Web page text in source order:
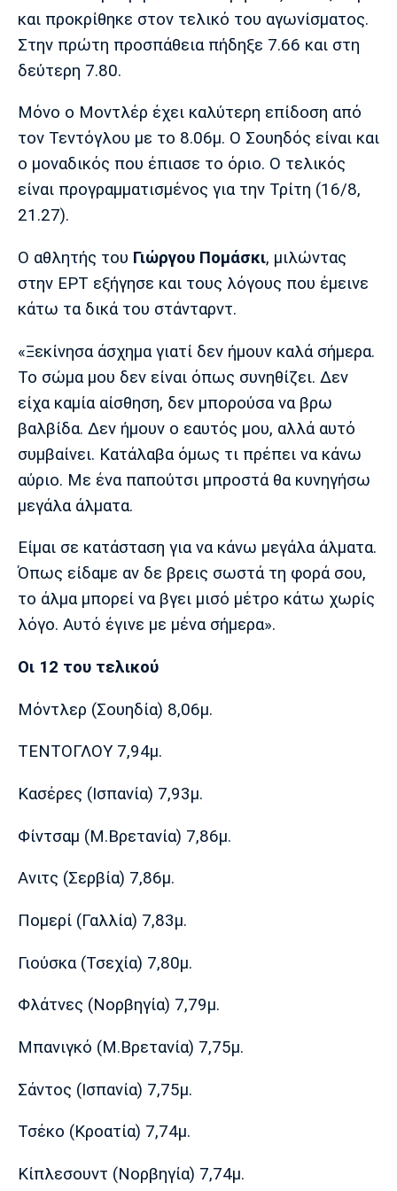
Πολιτισμός
Τραγούδια
Running
Παρασκήνιο
Πρόγραμμα TV
Ιωνικός
Μπαρτσελόνα
Ρεάλ
Ατλέτικο
Μάντσεστερ
Γιουνάιτεντ
Λίβερπουλ
Μάντσεστερ
Γιουβέντους
Ίντερ
Μπορούσια
Ντόρτμουντ
Παρί Σεν
Ζερμέν
Μαρσέιγ
Μονακό
Ερυθρός
και προκρίθηκε στον τελικό του αγωνίσματος.
Στην πρώτη προσπάθεια πήδηξε 7.66 και στη
δεύτερη 7.80.
Μόνο ο Μοντλέρ έχει καλύτερη επίδοση από
τον Τεντόγλου με το 8.06μ. Ο Σουηδός είναι και
ο μοναδικός που έπιασε το όριο. Ο τελικός
είναι προγραμματισμένος για την Τρίτη (16/8,
21.27).
Ο αθλητής του Γιώργου Πομάσκι, μιλώντας
στην ΕΡΤ εξήγησε και τους λόγους που έμεινε
κάτω τα δικά του στάνταρντ.
«Ξεκίνησα άσχημα γιατί δεν ήμουν καλά σήμερα.
Το σώμα μου δεν είναι όπως συνηθίζει. Δεν
είχα καμία αίσθηση, δεν μπορούσα να βρω
βαλβίδα. Δεν ήμουν ο εαυτός μου, αλλά αυτό
συμβαίνει. Κατάλαβα όμως τι πρέπει να κάνω
αύριο. Με ένα παπούτσι μπροστά θα κυνηγήσω
μεγάλα άλματα.
Είμαι σε κατάσταση για να κάνω μεγάλα άλματα.
Όπως είδαμε αν δε βρεις σωστά τη φορά σου,
το άλμα μπορεί να βγει μισό μέτρο κάτω χωρίς
λόγο. Αυτό έγινε με μένα σήμερα».
Οι 12 του τελικού
Μόντλερ (Σουηδία) 8,06μ.
ΤΕΝΤΟΓΛΟΥ 7,94μ.
Κασέρες (Ισπανία) 7,93μ.
Φίντσαμ (Μ.Βρετανία) 7,86μ.
Ανιτς (Σερβία) 7,86μ.
Πομερί (Γαλλία) 7,83μ.
Γιούσκα (Τσεχία) 7,80μ.
Φλάτνες (Νορβηγία) 7,79μ.
Μπανιγκό (Μ.Βρετανία) 7,75μ.
Σάντος (Ισπανία) 7,75μ.
Τσέκο (Κροατία) 7,74μ.
Κίπλεσουντ (Νορβηγία) 7,74μ.